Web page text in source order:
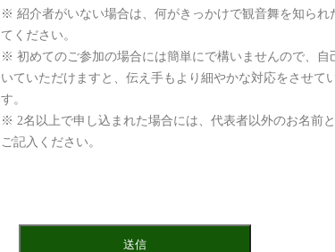
※ 紹介者がいない場合は、何がきっかけで観音舞を知られ
てください。
※ 初めてのご参加の場合には簡単にで構いませんので、自
いていただけますと、伝え手もより細やかな対応をさせて
す。
※ 2名以上で申し込まれた場合には、代表者以外のお名前
ご記入ください。